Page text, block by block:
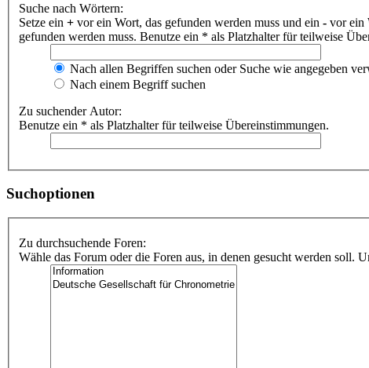
Suche nach Wörtern:
Setze ein + vor ein Wort, das gefunden werden muss und ein - vor ein
gefunden werden muss. Benutze ein * als Platzhalter für teilweise
Nach allen Begriffen suchen oder Suche wie angegeben
Nach einem Begriff suchen
Zu suchender Autor:
Benutze ein * als Platzhalter für teilweise Übereinstimmungen.
Suchoptionen
Zu durchsuchende Foren:
Wähle das Forum oder die Foren aus, in denen gesucht werden soll.